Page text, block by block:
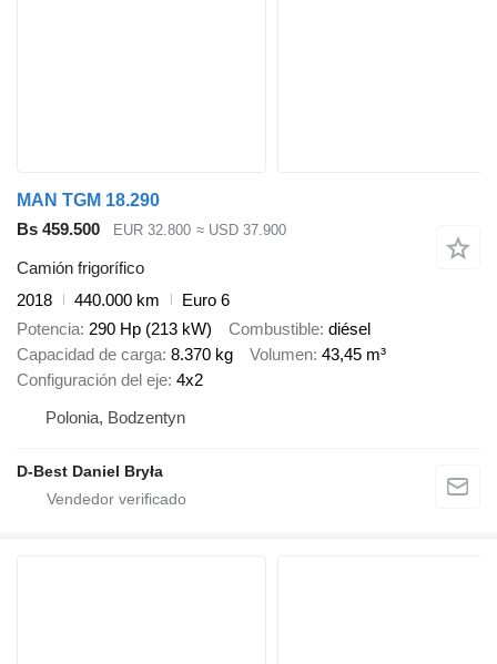
MAN TGM 18.290
Bs 459.500
EUR 32.800 ≈ USD 37.900
Camión frigorífico
2018
440.000 km
Euro 6
Potencia 290 Hp (213 kW) Combustible diésel
Capacidad de carga 8.370 kg Volumen 43,45 m³
Configuración del eje 4x2
Polonia, Bodzentyn
D-Best Daniel Bryła